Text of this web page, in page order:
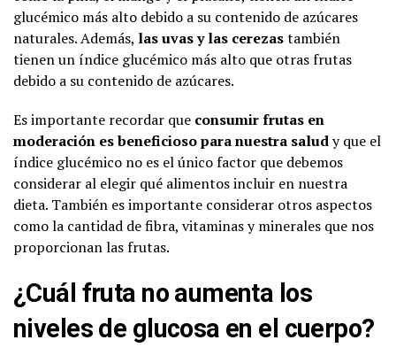
glucémico más alto debido a su contenido de azúcares
naturales. Además, las uvas y las cerezastambién
tienen un índice glucémico más alto que otras frutas
debido a su contenido de azúcares.
Es importante recordar que consumir frutas en
moderación es beneficioso para nuestra saludy que el
índice glucémico no es el único factor que debemos
considerar al elegir qué alimentos incluir en nuestra
dieta. También es importante considerar otros aspectos
como la cantidad de fibra, vitaminas y minerales que nos
proporcionan las frutas.
¿Cuál fruta no aumenta los
niveles de glucosa en el cuerpo?